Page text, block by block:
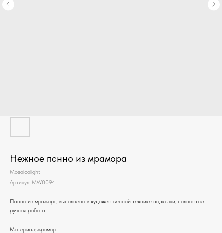
Нежное панно из мрамора
Mosaicalight
Артикул: MW0094
Панно из мрамора, выполнено в художественной технике подколки, полностью
ручная работа.
Материал: мрамор